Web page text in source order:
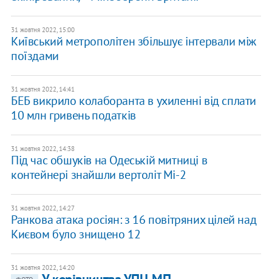
31 жовтня 2022, 15:00
Київський метрополітен збільшує інтервали між
поїздами
31 жовтня 2022, 14:41
​БЕБ викрило колаборанта в ухиленні від сплати
10 млн гривень податків
31 жовтня 2022, 14:38
Під час обшуків на Одеській митниці в
контейнері знайшли вертоліт Мі-2
31 жовтня 2022, 14:27
Ранкова атака росіян: з 16 повітряних цілей над
Києвом було знищено 12
31 жовтня 2022, 14:20